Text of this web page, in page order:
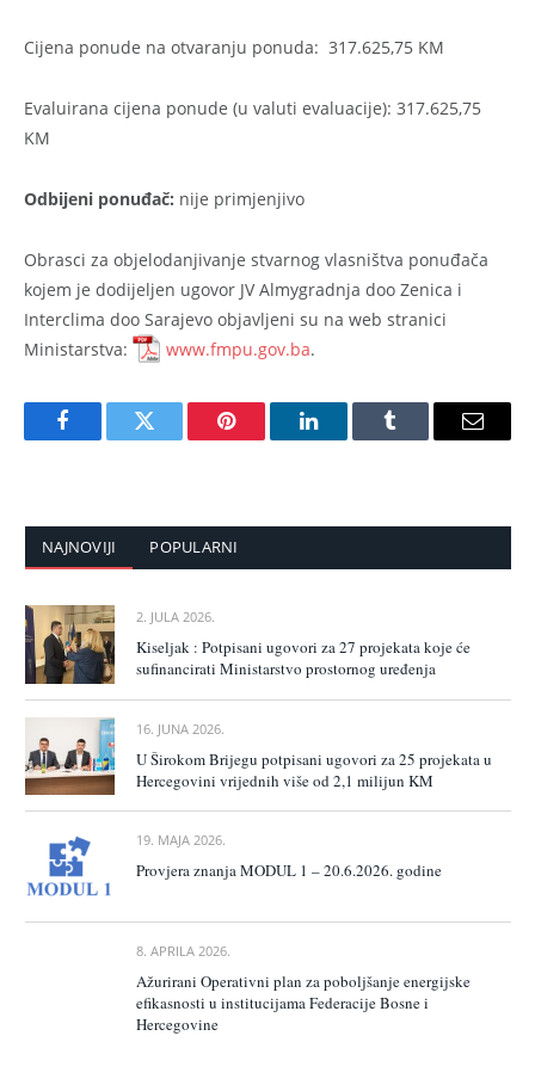
Cijena ponude na otvaranju ponuda: 317.625,75 KM
Evaluirana cijena ponude (u valuti evaluacije): 317.625,75
KM
Odbijeni ponuđač: nije primjenjivo
Obrasci za objelodanjivanje stvarnog vlasništva ponuđača
kojem je dodijeljen ugovor JV Almygradnja doo Zenica i
Interclima doo Sarajevo objavljeni su na web stranici
Ministarstva:
www.fmpu.gov.ba.
FacebookTwitter Pinterest LinkedInTumblr Email
NAJNOVIJI POPULARNI
2. JULA 2026.
Kiseljak : Potpisani ugovori za 27 projekata koje će
sufinancirati Ministarstvo prostornog uređenja
16. JUNA 2026.
U Širokom Brijegu potpisani ugovori za 25 projekata u
Hercegovini vrijednih više od 2,1 milijun KM
19. MAJA 2026.
Provjera znanja MODUL 1 – 20.6.2026. godine
8. APRILA 2026.
Ažurirani Operativni plan za poboljšanje energijske
efikasnosti u institucijama Federacije Bosne i
Hercegovine